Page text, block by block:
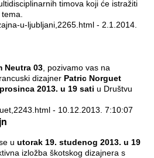
timova koji će istražiti
u-ljubljani,2265.html- 2.1.2014.
Neutra 03, pozivamo vas na
dizajner Patric Norguet
2013. u 19 sati u Društvu
- 10.12.2013. 7:10:07
u utorak 19. studenog 2013. u 19
izložba škotskog dizajnera s